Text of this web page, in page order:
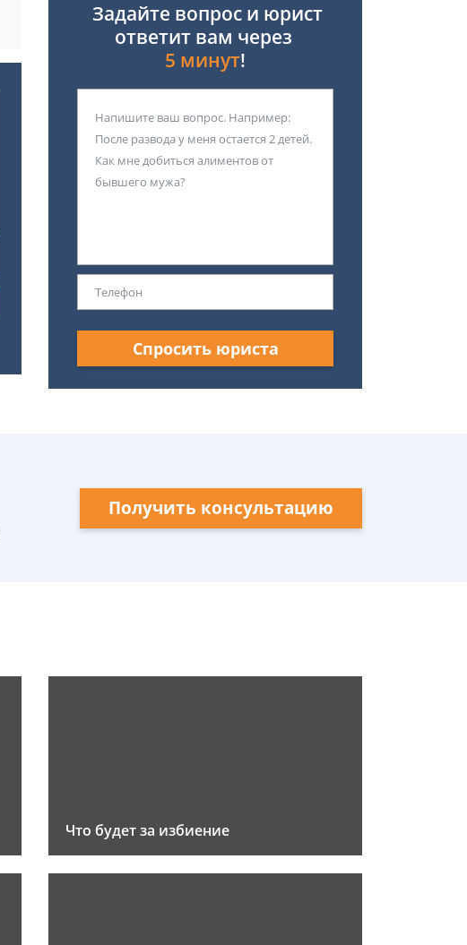
Задайте вопрос и юрист
ответит вам через
5 минут!
Спросить юриста
Получить консультацию
Что будет за избиение